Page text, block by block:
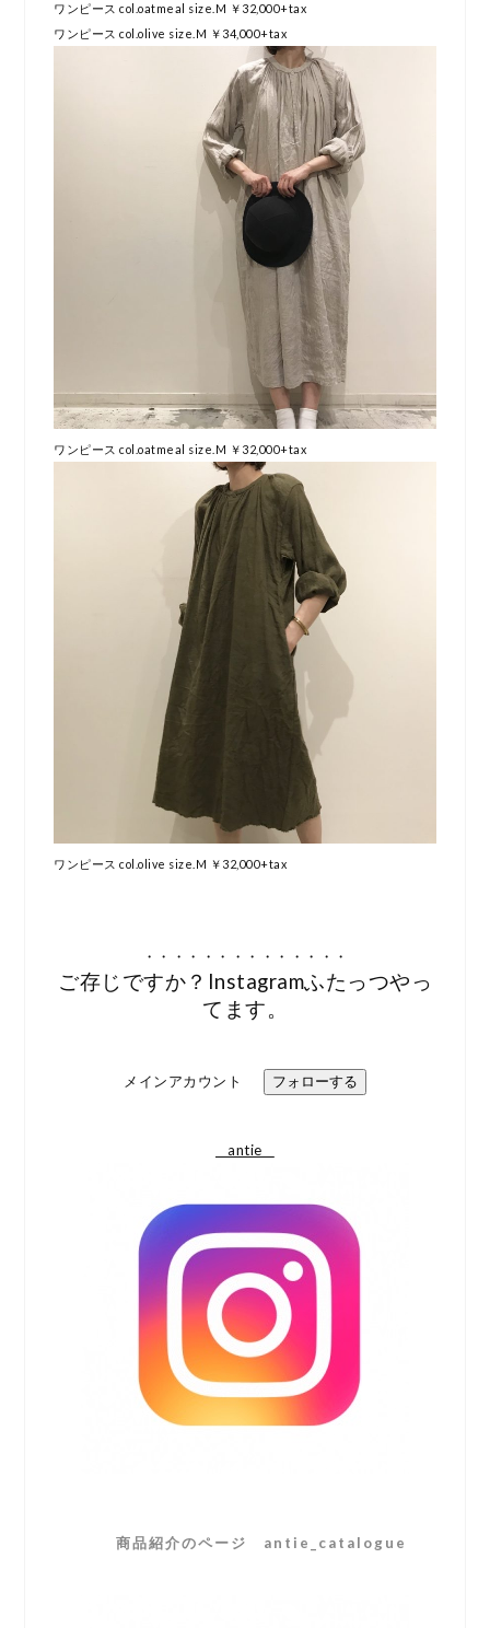
ワンピース col.oatmeal size.M ￥32,000+tax
ワンピース col.olive size.M ￥34,000+tax
ワンピース col.oatmeal size.M ￥32,000+tax
ワンピース col.olive size.M ￥32,000+tax
・・・・・・・・・・・・・・
ご存じですか？Instagramふたっつやっ
てます。
メインアカウント フォローする
__antie__
商品紹介のページ antie_catalogue